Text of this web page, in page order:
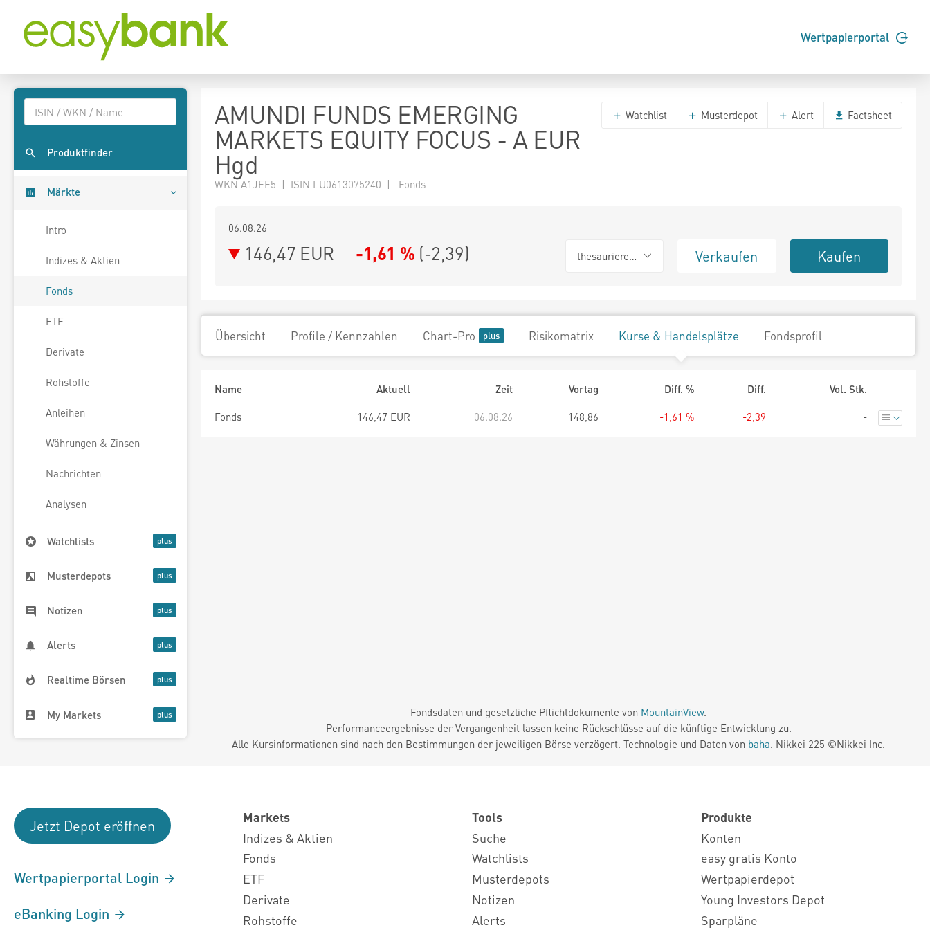
Wertpapierportal
Produktfinder
Märkte
Intro
Indizes & Aktien
Fonds
ETF
Derivate
Rohstoffe
Anleihen
Währungen & Zinsen
Nachrichten
Analysen
Watchlists
Musterdepots
Notizen
Alerts
Realtime Börsen
My Markets
AMUNDI FUNDS EMERGING
MARKETS EQUITY FOCUS - A EUR
Hgd
WKN A1JEE5 | ISIN LU0613075240 | Fonds
Watchlist Musterdepot Alert Factsheet
06.08.26
146,47 EUR -1,61 % (-2,39) thesaurierend Verkaufen Kaufen
Übersicht Profile / Kennzahlen Chart-Pro Risikomatrix Kurse & Handelsplätze Fondsprofil
Name Aktuell Zeit Vortag Diff. % Diff.
Vol. Stk.
Fonds
146,47 EUR 06.08.26 148,86 -1,61 % -2,39 -
Fondsdaten und gesetzliche Pflichtdokumente von MountainView.
Performanceergebnisse der Vergangenheit lassen keine Rückschlüsse auf die künftige Entwicklung zu.
Alle Kursinformationen sind nach den Bestimmungen der jeweiligen Börse verzögert. Technologie und Daten von baha. Nikkei 225 ©Nikkei Inc.
Jetzt Depot eröffnen
Wertpapierportal Login
eBanking Login
Markets
Indizes & Aktien
Fonds
ETF
Derivate
Rohstoffe
Tools
Suche
Watchlists
Musterdepots
Notizen
Alerts
Produkte
Konten
easy gratis Konto
Wertpapierdepot
Young Investors Depot
Sparpläne